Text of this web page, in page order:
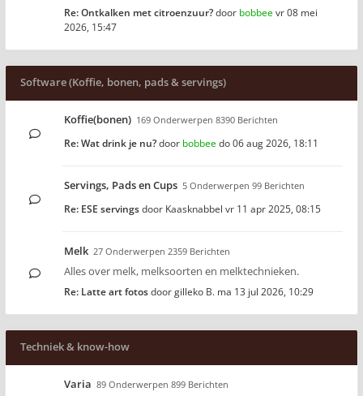
Re: Ontkalken met citroenzuur?door bobbeevr 08 mei
2026, 15:47
Software (Koffie, bonen, pads & servings)
Koffie(bonen) 169 Onderwerpen 8390 Berichten
Re: Wat drink je nu?door bobbeedo 06 aug 2026, 18:11
Servings, Pads en Cups 5 Onderwerpen 99 Berichten
Re: ESE servingsdoor Kaasknabbel vr 11 apr 2025, 08:15
Melk 27 Onderwerpen 2359 Berichten
Alles over melk, melksoorten en melktechnieken.
Re: Latte art fotosdoorgilleko B. ma 13 jul 2026, 10:29
Techniek & know-how
Varia 89 Onderwerpen 899 Berichten